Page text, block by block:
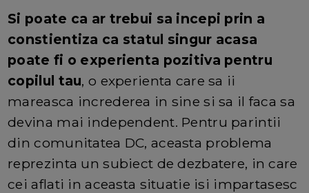
Si poate ca ar trebui sa incepi prin a
constientiza ca statul singur acasa
poate fi o experienta pozitiva pentru
copilul tau, o experienta care sa ii
mareasca increderea in sine si sa il faca sa
devina mai independent. Pentru parintii
din comunitatea DC, aceasta problema
reprezinta un subiect de dezbatere, in care
cei aflati in aceasta situatie isi impartasesc